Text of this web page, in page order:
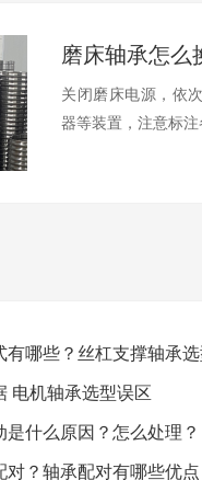
关闭磨床电源，依
器等装置，注意标
哪些？丝杠支撑轴承
电机轴承选型误区
什么原因？怎么处理？
？轴承配对有哪些优点